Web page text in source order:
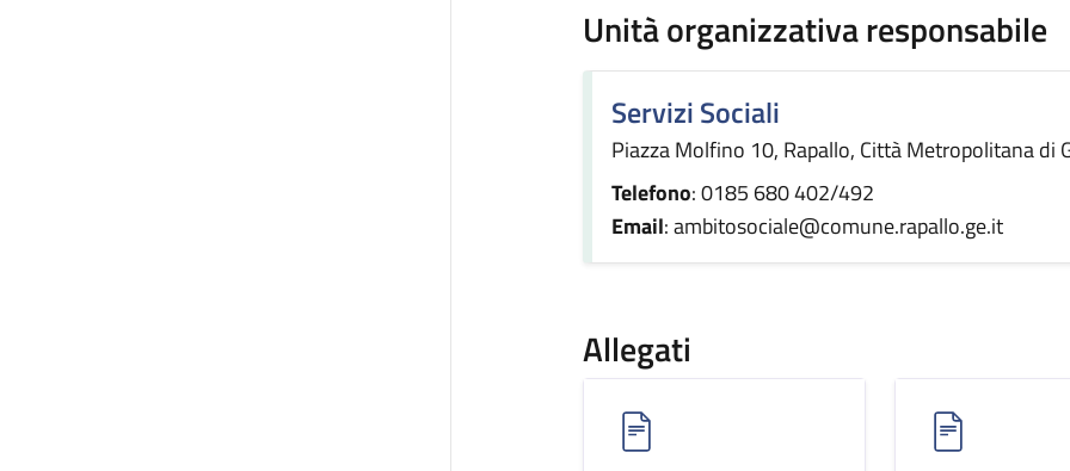
Unità organizzativa responsabile
Servizi Sociali
Piazza Molfino 10, Rapallo, Città Metropolitana di
Telefono: 0185 680 402/492
Email: ambitosociale@comune.rapallo.ge.it
Allegati